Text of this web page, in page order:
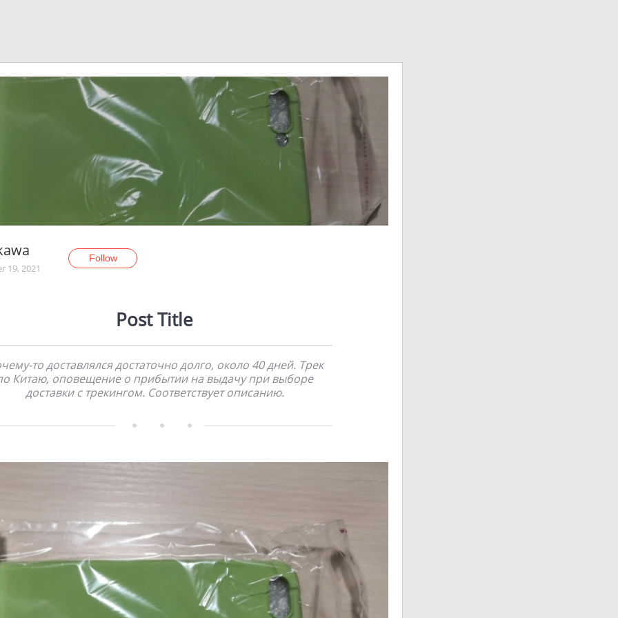
19, 2021
Follow
Post Title
то доставлялся достаточно долго, около 40 дней. Трек
Китаю, оповещение о прибытии на выдачу при выборе
доставки с трекингом. Соответствует описанию.